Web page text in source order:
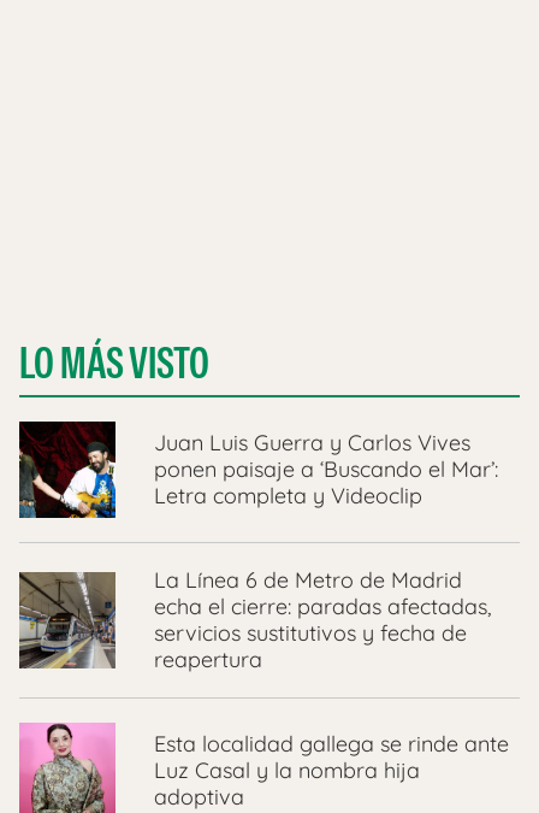
LO MÁS VISTO
Juan Luis Guerra y Carlos Vives
ponen paisaje a ‘Buscando el Mar’:
Letra completa y Videoclip
La Línea 6 de Metro de Madrid
echa el cierre: paradas afectadas,
servicios sustitutivos y fecha de
reapertura
Esta localidad gallega se rinde ante
Luz Casal y la nombra hija
adoptiva